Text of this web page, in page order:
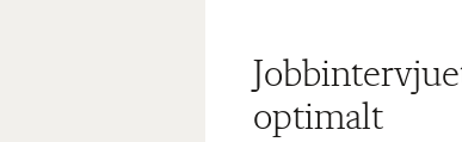
optimalt